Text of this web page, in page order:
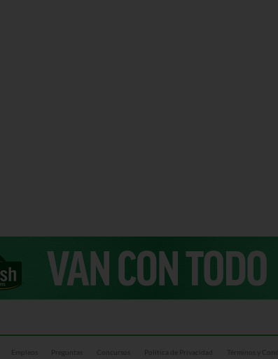
Empleos Preguntas Política de Privacidad